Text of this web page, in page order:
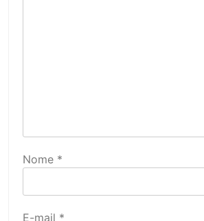
Nome *
E-mail *